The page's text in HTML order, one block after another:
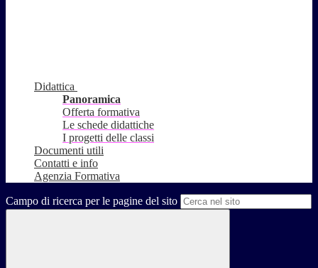
Didattica
Panoramica
Offerta formativa
Le schede didattiche
I progetti delle classi
Documenti utili
Contatti e info
Agenzia Formativa
Campo di ricerca per le pagine del sito